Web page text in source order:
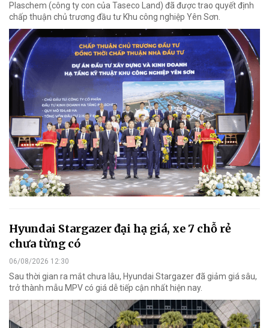
Plaschem (công ty con của Taseco Land) đã được trao quyết định
chấp thuận chủ trương đầu tư Khu công nghiệp Yên Sơn.
Hyundai Stargazer đại hạ giá, xe 7 chỗ rẻ
chưa từng có
06/08/2026 12:30
Sau thời gian ra mắt chưa lâu, Hyundai Stargazer đã giảm giá sâu,
trở thành mẫu MPV có giá dễ tiếp cận nhất hiện nay.